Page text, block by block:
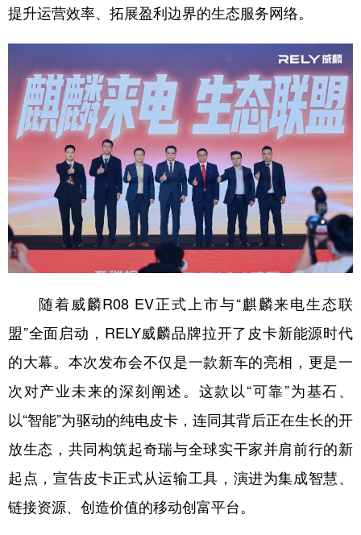
提升运营效率、拓展盈利边界的生态服务网络。
随着威麟R08 EV正式上市与“麒麟来电生态联
盟”全面启动，RELY威麟品牌拉开了皮卡新能源时代
的大幕。本次发布会不仅是一款新车的亮相，更是一
次对产业未来的深刻阐述。这款以“可靠”为基石、
以“智能”为驱动的纯电皮卡，连同其背后正在生长的开
放生态，共同构筑起奇瑞与全球实干家并肩前行的新
起点，宣告皮卡正式从运输工具，演进为集成智慧、
链接资源、创造价值的移动创富平台。